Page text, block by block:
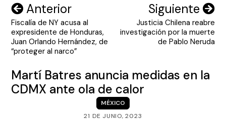
Navegación
de
entradas
Anterior
Fiscalía de NY acusa al
expresidente de Honduras,
Juan Orlando Hernández, de
“proteger al narco”
Siguiente
Justicia Chilena reabre
investigación por la muerte
de Pablo Neruda
Martí Batres anuncia medidas en la
CDMX ante ola de calor
MÉXICO
21 DE JUNIO, 2023